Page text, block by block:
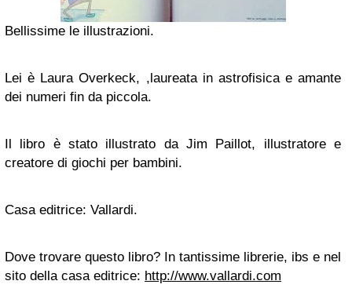
Bellissime le illustrazioni.
Lei è Laura Overkeck, ,laureata in astrofisica e amante
dei numeri fin da piccola.
Il libro è stato illustrato da Jim Paillot, illustratore e
creatore di giochi per bambini.
Casa editrice: Vallardi.
Dove trovare questo libro? In tantissime librerie, ibs e nel
sito della casa editrice: http://www.vallardi.com